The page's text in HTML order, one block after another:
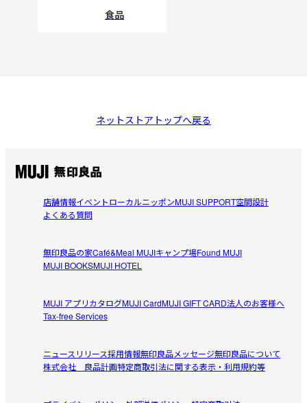
食品
ネットストアトップへ戻る
店舗情報イベントローカルニッポンMUJI SUPPORT空間設計
よくある質問
無印良品の家Café&Meal MUJIキャンプ場Found MUJI
MUJI BOOKSMUJI HOTEL
MUJI アプリカタログMUJI CardMUJI GIFT CARD法人のお客様へ
Tax-free Services
ニュースリリース採用情報無印良品メッセージ無印良品について
株式会社 良品計画特定商取引法に関する表示・利用規約等